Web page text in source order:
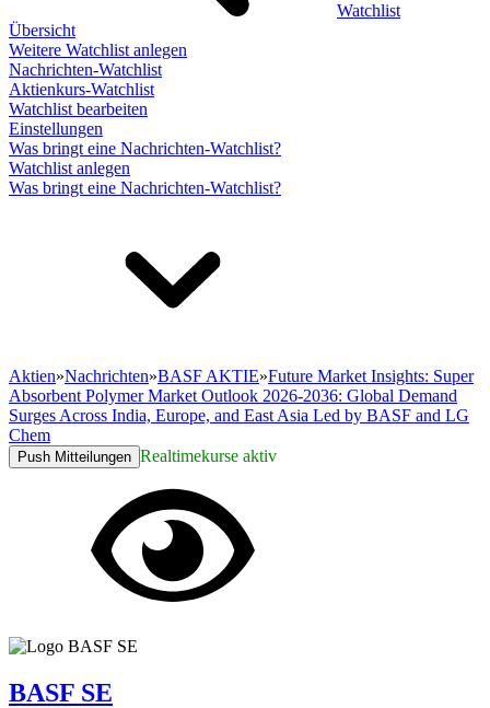
Watchlist
Übersicht
Weitere Watchlist anlegen
Nachrichten-Watchlist
Aktienkurs-Watchlist
Watchlist bearbeiten
Einstellungen
Was bringt eine Nachrichten-Watchlist?
Watchlist anlegen
Was bringt eine Nachrichten-Watchlist?
Aktien»Nachrichten»BASF AKTIE»Future Market Insights: Super
Absorbent Polymer Market Outlook 2026-2036: Global Demand
Surges Across India, Europe, and East Asia Led by BASF and LG
Chem
Push Mitteilungen Realtimekurse aktiv
BASF SE